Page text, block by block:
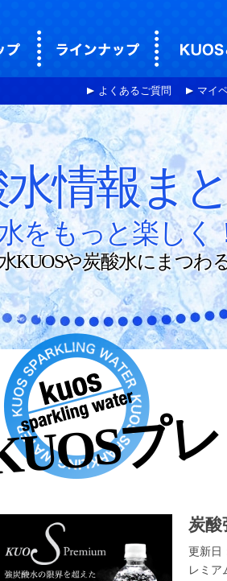
強炭酸水クオストップページ
炭酸水クオス
よくあるご質問 マイ
情報ま
をもっと楽しく
KUOSや炭酸水にまつわ
プ
炭
更新日
レミア